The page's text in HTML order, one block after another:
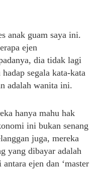
anak guam saya ini.
ejen
dia tidak lagi
segala kata-kata
adalah wanita ini.
hanya mahu hak
ini bukan senang
juga, mereka
yang dibayar adalah
ejen dan ‘master